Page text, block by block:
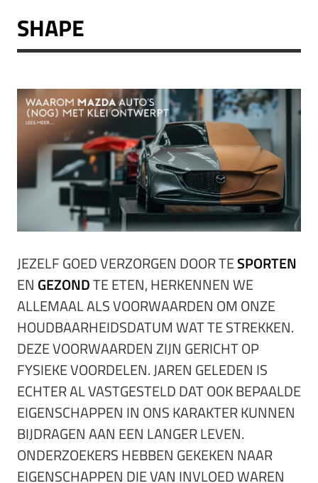
SHAPE
JEZELF GOED VERZORGEN DOOR TESPORTEN
EN GEZONDTE ETEN, HERKENNEN WE
ALLEMAAL ALS VOORWAARDEN OM ONZE
HOUDBAARHEIDSDATUM WAT TE STREKKEN.
DEZE VOORWAARDEN ZIJN GERICHT OP
FYSIEKE VOORDELEN. JAREN GELEDEN IS
ECHTER AL VASTGESTELD DAT OOK BEPAALDE
EIGENSCHAPPEN IN ONS KARAKTER KUNNEN
BIJDRAGEN AAN EEN LANGER LEVEN.
ONDERZOEKERS HEBBEN GEKEKEN NAAR
EIGENSCHAPPEN DIE VAN INVLOED WAREN